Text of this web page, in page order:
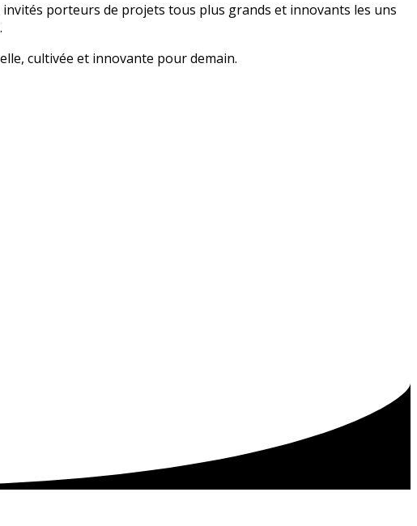
porteurs de projets tous plus grands et innovants les uns
cultivée et innovante pour demain.